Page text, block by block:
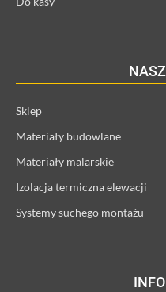
Sklep
Materiały budowlane
Materiały malarskie
Izolacja termiczna elewacji
Systemy suchego montażu